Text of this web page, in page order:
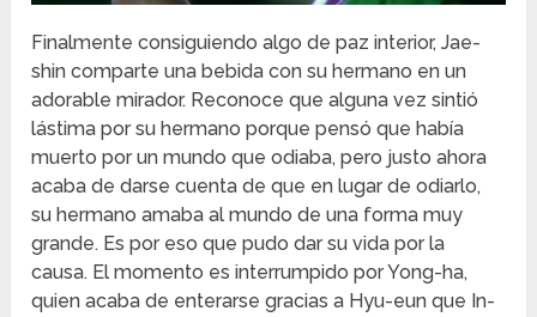
Finalmente consiguiendo algo de paz interior, Jae-
shin comparte una bebida con su hermano en un
adorable mirador. Reconoce que alguna vez sintió
lástima por su hermano porque pensó que había
muerto por un mundo que odiaba, pero justo ahora
acaba de darse cuenta de que en lugar de odiarlo,
su hermano amaba al mundo de una forma muy
grande. Es por eso que pudo dar su vida por la
causa. El momento es interrumpido por Yong-ha,
quien acaba de enterarse gracias a Hyu-eun que In-